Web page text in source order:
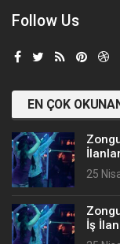
Follow Us
EN ÇOK
25
İş